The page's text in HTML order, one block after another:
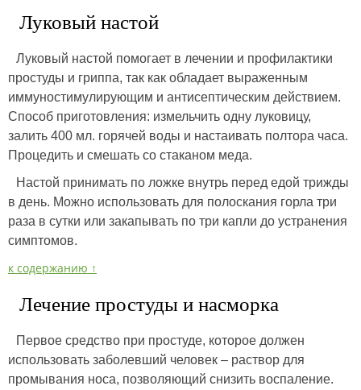
Луковый настой
Луковый настой помогает в лечении и профилактики
простуды и гриппа, так как обладает выраженным
иммуностимулирующим и антисептическим действием.
Способ приготовления: измельчить одну луковицу,
залить 400 мл. горячей воды и настаивать полтора часа.
Процедить и смешать со стаканом меда.
Настой принимать по ложке внутрь перед едой трижды
в день. Можно использовать для полоскания горла три
раза в сутки или закапывать по три капли до устранения
симптомов.
к содержанию ↑
Лечение простуды и насморка
Первое средство при простуде, которое должен
использовать заболевший человек – раствор для
промывания носа, позволяющий снизить воспаление.